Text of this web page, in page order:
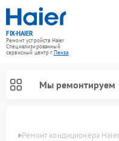
FIX-HAIER
Ремонт устройств Haier
Специализированный
cервисный центр г.Пенза
Мы ремонтируем
Ремонт кондиционера